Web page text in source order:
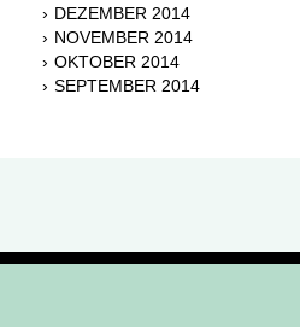
DEZEMBER 2014
NOVEMBER 2014
OKTOBER 2014
SEPTEMBER 2014